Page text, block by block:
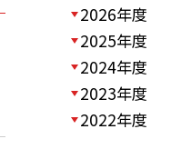
2026年度
2025年度
2024年度
2023年度
2022年度